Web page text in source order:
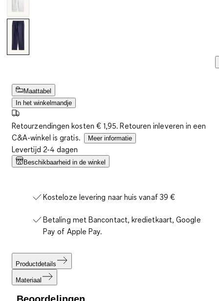
Maattabel
In het winkelmandje
Retourzendingen kosten € 1,95. Retouren inleveren in een
C&A-winkel is gratis.
Meer informatie
Levertijd 2-4 dagen
Beschikbaarheid in de winkel
Kosteloze levering naar huis vanaf 39 €
Betaling met Bancontact, kredietkaart, Google
Pay of Apple Pay.
Productdetails
Materiaal